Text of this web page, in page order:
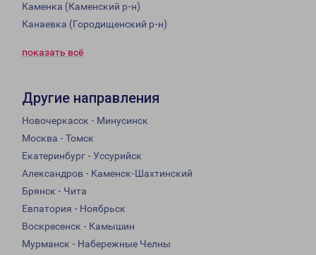
Каменка (Каменский р-н)
Канаевка (Городищенский р-н)
показать всё
Другие направления
Новочеркасск - Минусинск
Москва - Томск
Екатеринбург - Уссурийск
Александров - Каменск-Шахтинский
Брянск - Чита
Евпатория - Ноябрьск
Воскресенск - Камышин
Мурманск - Набережные Челны